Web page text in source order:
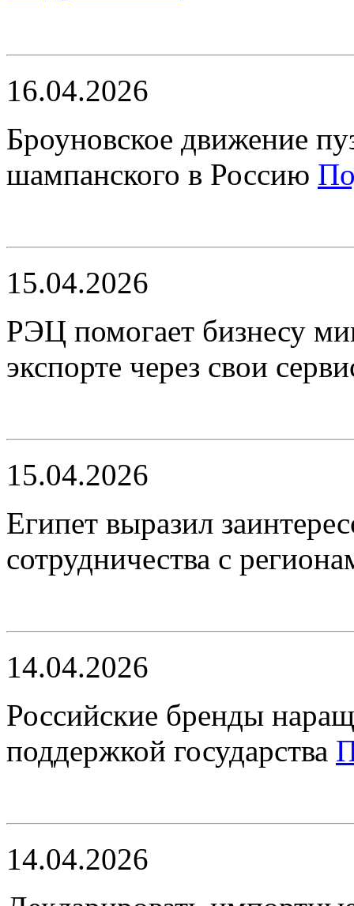
16.04.2026
Броуновское движение
шампанского в Россию
15.04.2026
РЭЦ помогает бизнесу
экспорте через свои
15.04.2026
Египет выразил
сотрудничества с
14.04.2026
Российские бренды
поддержкой государства
14.04.2026